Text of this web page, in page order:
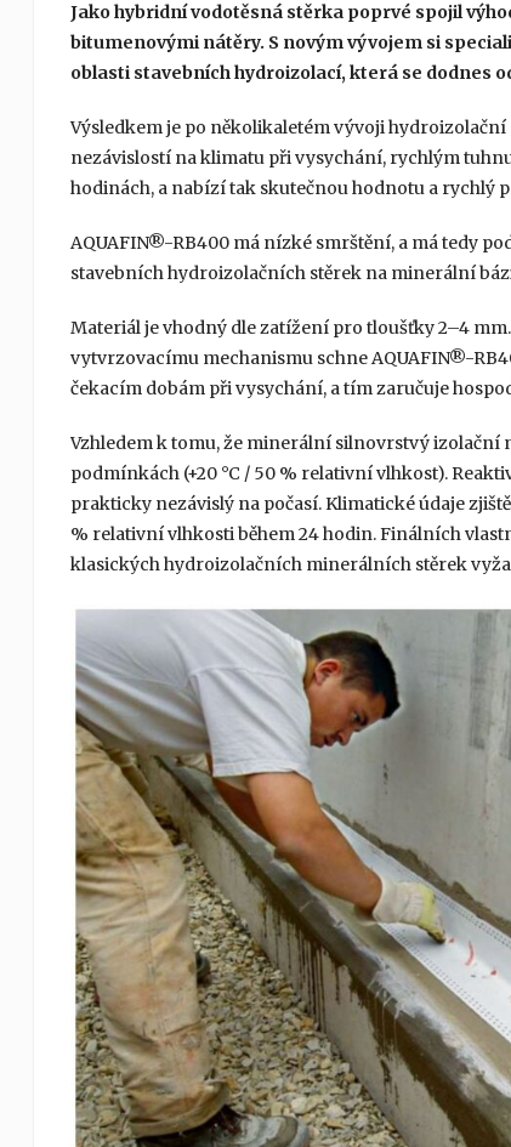
Jako hybridní vodotěsná stěrka poprvé spojil
bitumenovými nátěry. S novým vývojem si
oblasti stavebních hydroizolací, která se dodnes
Výsledkem je po několikaletém vývoji
nezávislostí na klimatu při vysychání, rychlým
hodinách, a nabízí tak skutečnou hodnotu a rychlý
AQUAFIN®-RB400 má nízké smrštění, a má tedy
stavebních hydroizolačních stěrek na minerální
Materiál je vhodný dle zatížení pro tloušťky 2–4
vytvrzovacímu mechanismu schne AQUAFIN®-
čekacím dobám při vysychání, a tím zaručuje
Vzhledem k tomu, že minerální silnovrstvý
podmínkách (+20 °C / 50 % relativní vlhkost).
prakticky nezávislý na počasí. Klimatické údaje
% relativní vlhkosti během 24 hodin. Finálních
klasických hydroizolačních minerálních stěrek